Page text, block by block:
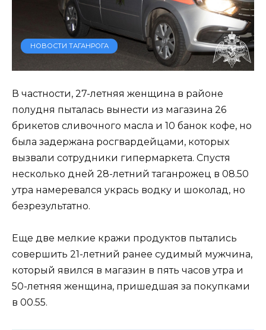
НОВОСТИ ТАГАНРОГА
В частности, 27-летняя женщина в районе
полудня пыталась вынести из магазина 26
брикетов сливочного масла и 10 банок кофе, но
была задержана росгвардейцами, которых
вызвали сотрудники гипермаркета. Спустя
несколько дней 28-летний таганрожец в 08.50
утра намеревался укрась водку и шоколад, но
безрезультатно.
Еще две мелкие кражи продуктов пытались
совершить 21-летний ранее судимый мужчина,
который явился в магазин в пять часов утра и
50-летняя женщина, пришедшая за покупками
в 00.55.